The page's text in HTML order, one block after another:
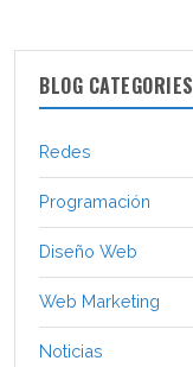
BLOG CATEGORIES
Redes
Programación
Diseño Web
Web Marketing
Noticias